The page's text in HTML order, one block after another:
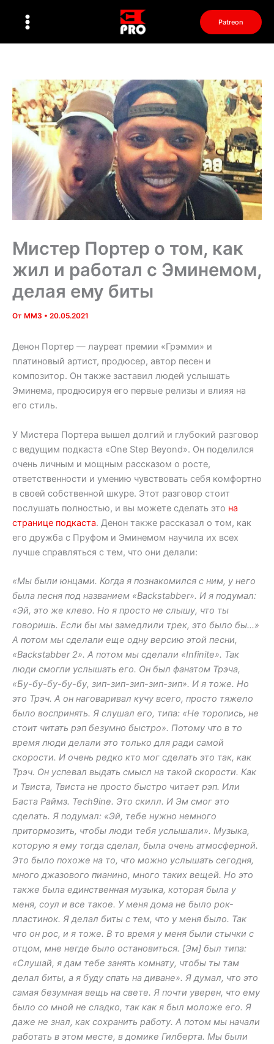
Patreon
Мистер Портер о том, как
жил и работал с Эминемом,
делая ему биты
От MM3 • 20.05.2021
Денон Портер — лауреат премии «Грэмми» и
платиновый артист, продюсер, автор песен и
композитор. Он также заставил людей услышать
Эминема, продюсируя его первые релизы и влияя на
его стиль.
У Мистера Портера вышел долгий и глубокий разговор
с ведущим подкаста «One Step Beyond». Он поделился
очень личным и мощным рассказом о росте,
ответственности и умению чувствовать себя комфортно
в своей собственной шкуре. Этот разговор стоит
послушать полностью, и вы можете сделать это на
странице подкаста. Денон также рассказал о том, как
его дружба с Пруфом и Эминемом научила их всех
лучше справляться с тем, что они делали:
«Мы были юнцами. Когда я познакомился с ним, у него
была песня под названием «Backstabber». И я подумал:
«Эй, это же клево. Но я просто не слышу, что ты
говоришь. Если бы мы замедлили трек, это было бы…»
А потом мы сделали еще одну версию этой песни,
«Backstabber 2». А потом мы сделали «Infinite». Так
люди смогли услышать его. Он был фанатом Трэча,
«Бу-бу-бу-бу-бу, зип-зип-зип-зип-зип». И я тоже. Но
это Трэч. А он наговаривал кучу всего, просто тяжело
было воспринять. Я слушал его, типа: «Не торопись, не
стоит читать рэп безумно быстро». Потому что в то
время люди делали это только для ради самой
скорости. И очень редко кто мог сделать это так, как
Трэч. Он успевал выдать смысл на такой скорости. Как
и Твиста, Твиста не просто быстро читает рэп. Или
Баста Раймз. Tech9ine. Это скилл. И Эм смог это
сделать. Я подумал: «Эй, тебе нужно немного
притормозить, чтобы люди тебя услышали». Музыка,
которую я ему тогда сделал, была очень атмосферной.
Это было похоже на то, что можно услышать сегодня,
много джазового пианино, много таких вещей. Но это
также была единственная музыка, которая была у
меня, соул и все такое. У меня дома не было рок-
пластинок. Я делал биты с тем, что у меня было. Так
что он рос, и я тоже. В то время у меня были стычки с
отцом, мне негде было остановиться. [Эм] был типа:
«Слушай, я дам тебе занять комнату, чтобы ты там
делал биты, а я буду спать на диване». Я думал, что это
самая безумная вещь на свете. Я почти уверен, что ему
было со мной не сладко, так как я был моложе его. Я
даже не знал, как сохранить работу. А потом мы начали
работать в этом месте, в домике Гилберта. Мы были